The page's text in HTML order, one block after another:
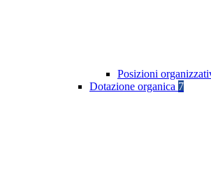
Posizioni
Dotazione organica 7